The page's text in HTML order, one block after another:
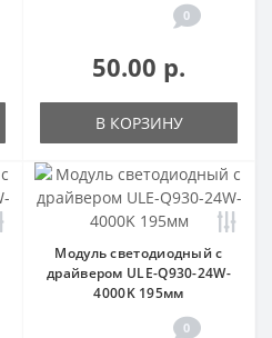
0
50.00 р.
В КОРЗИНУ
Модуль светодиодный с
драйвером ULE-Q930-24W-
4000K 195мм
0